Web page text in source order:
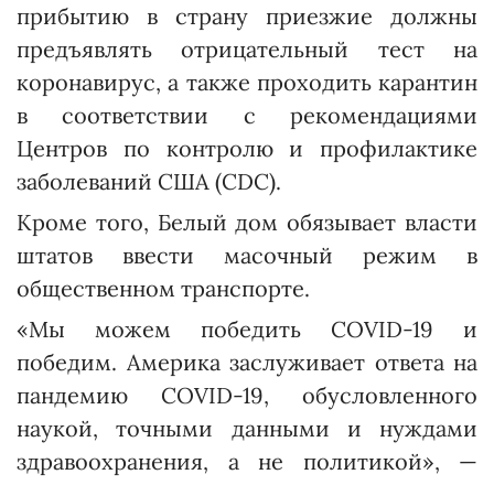
прибытию в страну приезжие должны
предъявлять отрицательный тест на
коронавирус, а также проходить карантин
в соответствии с рекомендациями
Центров по контролю и профилактике
заболеваний США (CDC).
Кроме того, Белый дом обязывает власти
штатов ввести масочный режим в
общественном транспорте.
«Мы можем победить COVID-19 и
победим. Америка заслуживает ответа на
пандемию COVID-19, обусловленного
наукой, точными данными и нуждами
здравоохранения, а не политикой», —